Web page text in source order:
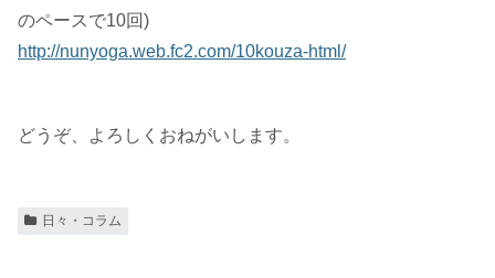
のペースで10回)
http://nunyoga.web.fc2.com/10kouza-html/
どうぞ、よろしくおねがいします。
日々・コラム